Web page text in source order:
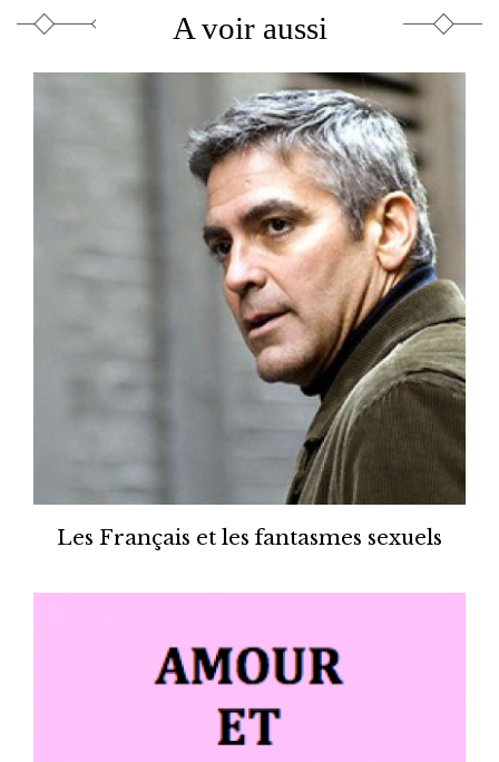
A voir aussi
Les Français et les fantasmes sexuels